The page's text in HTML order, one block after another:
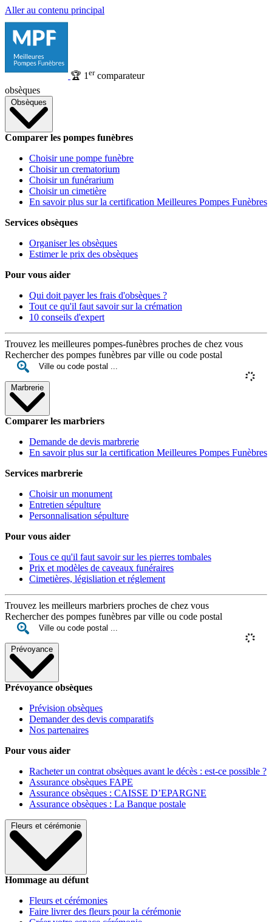
Aller au contenu principal
🏆 1 ercomparateur
obsèques
Obsèques
Comparer les pompes funèbres
Choisir une pompe funèbre
Choisir un crematorium
Choisir un funérarium
Choisir un cimetière
En savoir plus sur la certification Meilleures Pompes Funèbres
Services obsèques
Organiser les obsèques
Estimer le prix des obsèques
Pour vous aider
Qui doit payer les frais d'obsèques ?
Tout ce qu'il faut savoir sur la crémation
10 conseils d'expert
Trouvez les meilleures pompes-funèbres proches de chez vous
Rechercher des pompes funèbres par ville ou code postal
Marbrerie
Comparer les marbriers
Demande de devis marbrerie
En savoir plus sur la certification Meilleures Pompes Funèbres
Services marbrerie
Choisir un monument
Entretien sépulture
Personnalisation sépulture
Pour vous aider
Tous ce qu'il faut savoir sur les pierres tombales
Prix et modèles de caveaux funéraires
Cimetières, législiation et réglement
Trouvez les meilleurs marbriers proches de chez vous
Rechercher des pompes funèbres par ville ou code postal
Prévoyance
Prévoyance obsèques
Prévision obsèques
Demander des devis comparatifs
Nos partenaires
Pour vous aider
Racheter un contrat obsèques avant le décès : est-ce possible ?
Assurance obsèques FAPE
Assurance obsèques : CAISSE D’EPARGNE
Assurance obsèques : La Banque postale
Fleurs et cérémonie
Hommage au défunt
Fleurs et cérémonies
Faire livrer des fleurs pour la cérémonie